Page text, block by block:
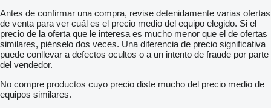
Antes de confirmar una compra, revise detenidamente varias ofertas
de venta para ver cuál es el precio medio del equipo elegido. Si el
precio de la oferta que le interesa es mucho menor que el de ofertas
similares, piénselo dos veces. Una diferencia de precio significativa
puede conllevar a defectos ocultos o a un intento de fraude por parte
del vendedor.
No compre productos cuyo precio diste mucho del precio medio de
equipos similares.